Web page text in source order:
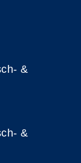
&
&